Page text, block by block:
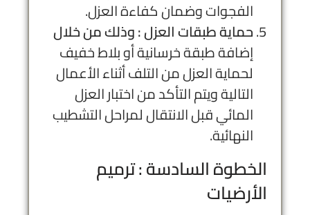
الفجوات وضمان كفاءة العزل.
حماية طبقات العزل : وذلك من خلال
إضافة طبقة خرسانية أو بلاط خفيف
لحماية العزل من التلف أثناء الأعمال
التالية ويتم التأكد من اختبار العزل
المائي قبل الانتقال لمراحل التشطيب
النهائية.
الخطوة السادسة : ترميم
الأرضيات